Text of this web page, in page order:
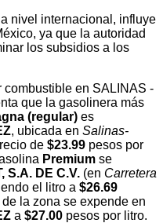
nivel internacional, influye
ya que la autoridad
los subsidios a los
combustible en SALINAS -
que la gasolinera más
(regular) es
, ubicada en Salinas-
de $23.99 pesos por
Premium se
S.A. DE C.V. (en Carretera
el litro a $26.69
la zona se expende en
a $27.00 pesos por litro.